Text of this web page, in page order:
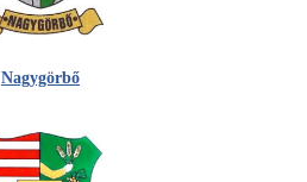
Nagygörbő